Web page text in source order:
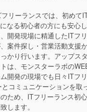
リーランスでは、初めて
なる初心者の方にも安心
開発現場に精通したITフ
案件探し・営業活動支援
かり行います。アップス
は、モンスターラボの
開発の現場でも日々ITフ
コミュニケーションを取
ため、ITフリーランス初
します。